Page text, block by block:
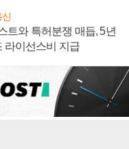
신
트와 특허분쟁 매듭, 5년
라이선스비 지급